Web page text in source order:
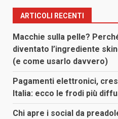
ARTICOLI RECENTI
Macchie sulla pelle?
diventato l’ingrediente
(e come usarlo davvero)
Pagamenti elettronici,
Italia: ecco le frodi più
Chi apre i social da